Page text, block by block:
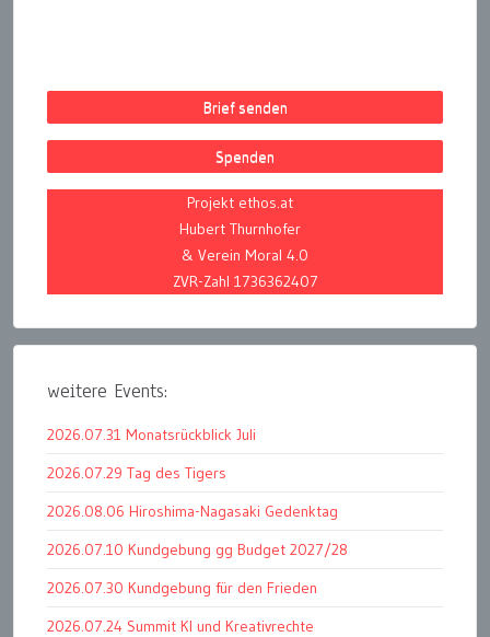
Brief senden
Spenden
Projekt ethos.at
Hubert Thurnhofer
& Verein Moral 4.0
ZVR-Zahl 1736362407
weitere Events:
2026.07.31 Monatsrückblick Juli
2026.07.29 Tag des Tigers
2026.08.06 Hiroshima-Nagasaki Gedenktag
2026.07.10 Kundgebung gg Budget 2027/28
2026.07.30 Kundgebung für den Frieden
2026.07.24 Summit KI und Kreativrechte